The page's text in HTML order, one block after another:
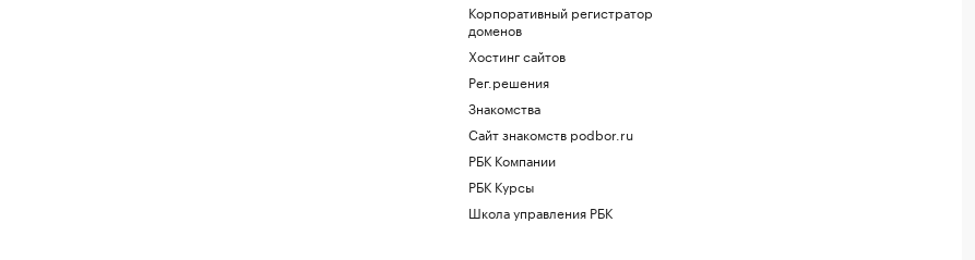
Корпоративный регистратор
доменов
Хостинг сайтов
Рег.решения
Знакомства
Сайт знакомств podbor.ru
РБК Компании
РБК Курсы
Школа управления РБК